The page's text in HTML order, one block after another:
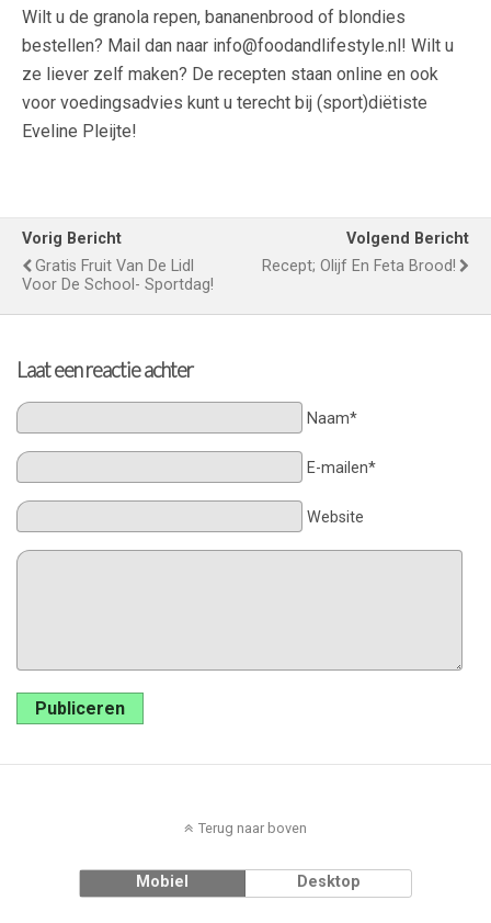
Wilt u de granola repen, bananenbrood of blondies
bestellen? Mail dan naar info@foodandlifestyle.nl! Wilt u
ze liever zelf maken? De recepten staan online en ook
voor voedingsadvies kunt u terecht bij (sport)diëtiste
Eveline Pleijte!
Vorig Bericht
Gratis Fruit Van De Lidl
Voor De School- Sportdag!
Volgend Bericht
Recept; Olijf En Feta Brood!
Laat een reactie achter
Naam*
E-mailen*
Website
Publiceren
Terug naar boven
Mobiel Desktop